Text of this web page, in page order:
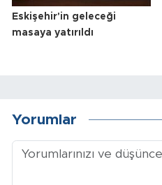
Eskişehir'in geleceği
masaya yatırıldı
Yorumlar